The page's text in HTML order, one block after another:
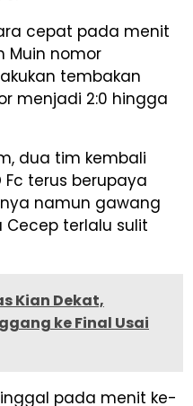
cepat pada menit
Muin nomor
tembakan
menjadi 2:0 hingga
dua tim kembali
Fc terus berupaya
namun gawang
Cecep terlalu sulit
Kian Dekat,
ke Final Usai
pada menit ke-